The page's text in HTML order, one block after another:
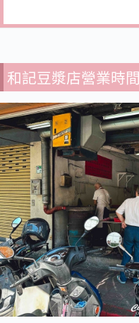
和記豆漿店營業時間